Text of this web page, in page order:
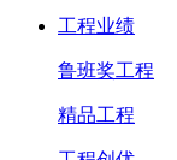
工程业绩
鲁班奖工程
精品工程